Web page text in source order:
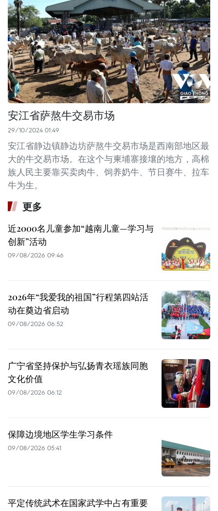
安江省萨熬牛交易市场
29/10/2024 01:49
安江省静边镇静边坊萨熬牛交易市场是西南部地区最
大的牛交易市场。在这个与柬埔寨接壤的地方，高棉
族人民主要靠买卖肉牛、饲养奶牛、节日赛牛、拉车
牛为生。
更多
近2000名儿童参加“越南儿童—学习与
创新”活动
09/08/2026 09:46
2026年“我爱我的祖国”行程第四站活
动在奠边省启动
09/08/2026 06:52
广宁省坚持保护与弘扬青衣瑶族同胞
文化价值
09/08/2026 06:12
保障边境地区学生学习条件
09/08/2026 05:41
平定传统武术在国家武学中占有重要